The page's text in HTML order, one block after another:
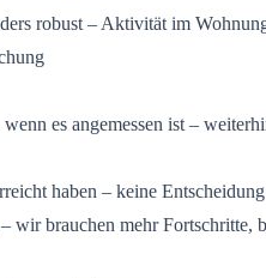
robust – Aktivität im
es angemessen ist –
haben – keine
wir brauchen mehr